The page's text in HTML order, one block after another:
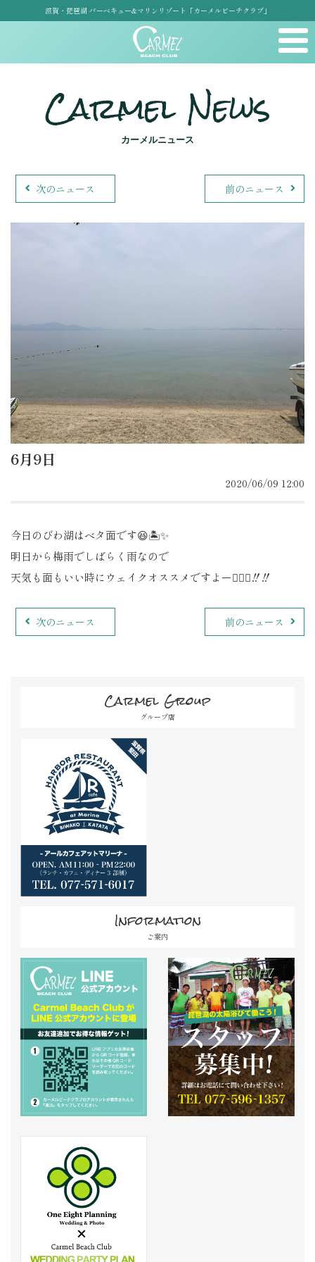
滋賀・琵琶湖 バーベキュー&マリンリゾート「カーメルビーチクラブ」
Carmel News
カーメルニュース
次のニュース 前のニュース
6月9日
2020/06/09 12:00
今日のびわ湖はベタ面です😆🏝✨
明日から梅雨でしばらく雨なので
天気も面もいい時にウェイクオススメですよー🙆🏽‍♀️‼️‼️
次のニュース 前のニュース
Carmel Group
グループ店
Information
ご案内